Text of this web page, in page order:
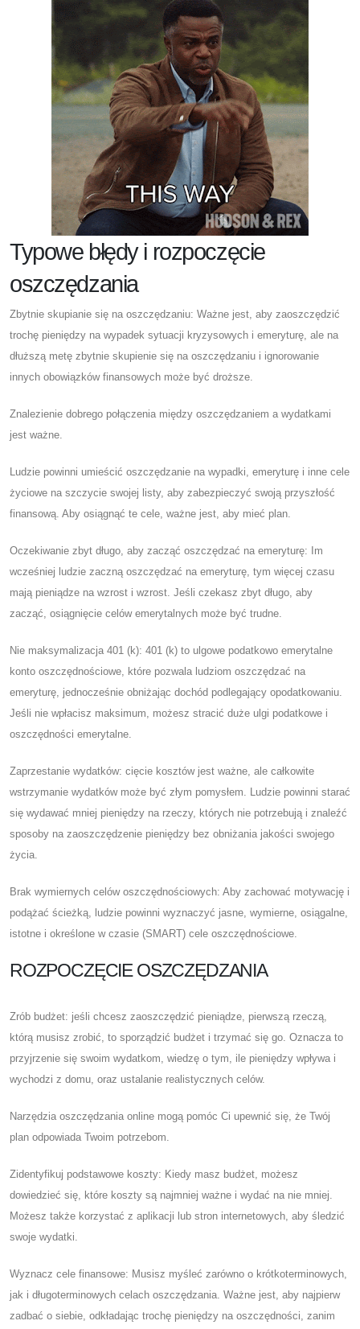
Typowe błędy i rozpoczęcie
oszczędzania
Zbytnie skupianie się na oszczędzaniu: Ważne jest, aby zaoszczędzić
trochę pieniędzy na wypadek sytuacji kryzysowych i emeryturę, ale na
dłuższą metę zbytnie skupienie się na oszczędzaniu i ignorowanie
innych obowiązków finansowych może być droższe.
Znalezienie dobrego połączenia między oszczędzaniem a wydatkami
jest ważne.
Ludzie powinni umieścić oszczędzanie na wypadki, emeryturę i inne cele
życiowe na szczycie swojej listy, aby zabezpieczyć swoją przyszłość
finansową. Aby osiągnąć te cele, ważne jest, aby mieć plan.
Oczekiwanie zbyt długo, aby zacząć oszczędzać na emeryturę: Im
wcześniej ludzie zaczną oszczędzać na emeryturę, tym więcej czasu
mają pieniądze na wzrost i wzrost. Jeśli czekasz zbyt długo, aby
zacząć, osiągnięcie celów emerytalnych może być trudne.
Nie maksymalizacja 401 (k): 401 (k) to ulgowe podatkowo emerytalne
konto oszczędnościowe, które pozwala ludziom oszczędzać na
emeryturę, jednocześnie obniżając dochód podlegający opodatkowaniu.
Jeśli nie wpłacisz maksimum, możesz stracić duże ulgi podatkowe i
oszczędności emerytalne.
Zaprzestanie wydatków: cięcie kosztów jest ważne, ale całkowite
wstrzymanie wydatków może być złym pomysłem. Ludzie powinni starać
się wydawać mniej pieniędzy na rzeczy, których nie potrzebują i znaleźć
sposoby na zaoszczędzenie pieniędzy bez obniżania jakości swojego
życia.
Brak wymiernych celów oszczędnościowych: Aby zachować motywację i
podążać ścieżką, ludzie powinni wyznaczyć jasne, wymierne, osiągalne,
istotne i określone w czasie (SMART) cele oszczędnościowe.
ROZPOCZĘCIE OSZCZĘDZANIA
Zrób budżet: jeśli chcesz zaoszczędzić pieniądze, pierwszą rzeczą,
którą musisz zrobić, to sporządzić budżet i trzymać się go. Oznacza to
przyjrzenie się swoim wydatkom, wiedzę o tym, ile pieniędzy wpływa i
wychodzi z domu, oraz ustalanie realistycznych celów.
Narzędzia oszczędzania online mogą pomóc Ci upewnić się, że Twój
plan odpowiada Twoim potrzebom.
Zidentyfikuj podstawowe koszty: Kiedy masz budżet, możesz
dowiedzieć się, które koszty są najmniej ważne i wydać na nie mniej.
Możesz także korzystać z aplikacji lub stron internetowych, aby śledzić
swoje wydatki.
Wyznacz cele finansowe: Musisz myśleć zarówno o krótkoterminowych,
jak i długoterminowych celach oszczędzania. Ważne jest, aby najpierw
zadbać o siebie, odkładając trochę pieniędzy na oszczędności, zanim